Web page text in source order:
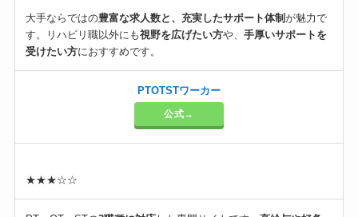
大手ならではの豊富な求人数と、充実したサポート体制が魅力で
す。リハビリ職以外にも視野を広げたい方や、手厚いサポートを
受けたい方におすすめです。
PTOTSTワーカー
公式→
★★★☆☆